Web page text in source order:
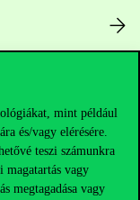
mint például
és/vagy elérésére.
teszi számunkra
magatartás vagy
megtagadása vagy